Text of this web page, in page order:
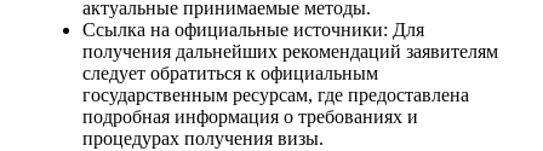
актуальные принимаемые методы.
Ссылка на официальные источники: Для
получения дальнейших рекомендаций заявителям
следует обратиться к официальным
государственным ресурсам, где предоставлена
подробная информация о требованиях и
процедурах получения визы.